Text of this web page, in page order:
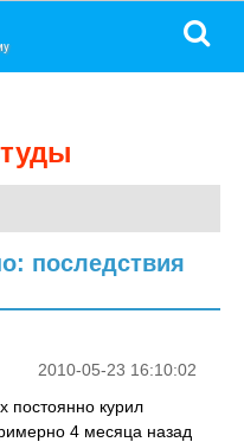
последствия
2010-05-23 16:10:02
постоянно курил
4 месяца назад